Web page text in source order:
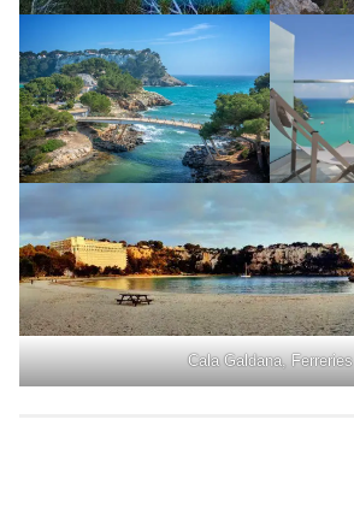
Cala Galdana, Ferreries